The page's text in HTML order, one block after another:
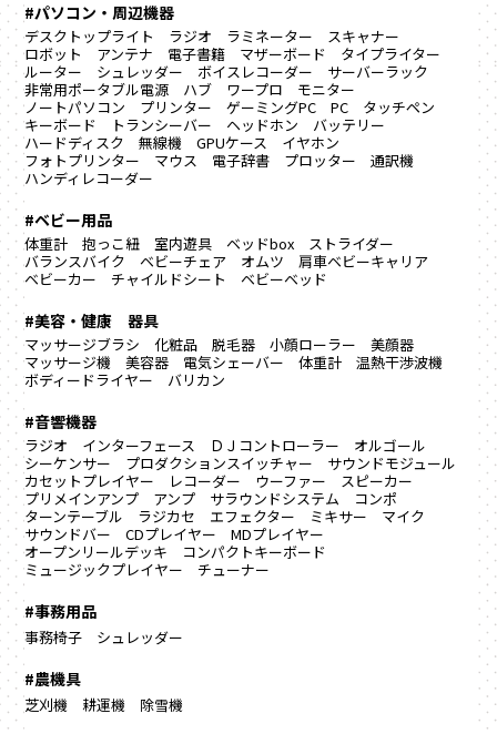
#パソコン・周辺機器
デスクトップライト ラジオ ラミネーター
スキャナー
ロボット
アンテナ 電子書籍 マザーボード
タイプライター
ルーター
シュレッダー ボイスレコーダー
サーバーラック
非常用ポータブル電源
ハブ ワープロ
モニター
ノートパソコン
プリンター ゲーミングPC PC
タッチペン
キーボード
トランシーバー ヘッドホン
バッテリー
ハードディスク
無線機 GPUケース
イヤホン
フォトプリンター
マウス 電子辞書 プロッター
通訳機
ハンディレコーダー
#ベビー用品
体重計 抱っこ紐 室内遊具 ベッドbox
ストライダー
バランスバイク
ベビーチェア オムツ
肩車ベビーキャリア
ベビーカー
チャイルドシート ベビーベッド
#美容・健康 器具
マッサージブラシ 化粧品 脱毛器 小顔ローラー
美顔器
マッサージ機
美容器 電気シェーバー 体重計
温熱干渉波機
ボディードライヤー
バリカン
#音響機器
ラジオ インターフェース ＤＪコントローラー
オルゴール
シーケンサー
プロダクションスイッチャー
サウンドモジュール
カセットプレイヤー
レコーダー ウーファー
スピーカー
プリメインアンプ
アンプ サラウンドシステム
コンポ
ターンテーブル
ラジカセ エフェクター ミキサー
マイク
サウンドバー
CDプレイヤー
MDプレイヤー
オープンリールデッキ
コンパクトキーボード
ミュージックプレイヤー
チューナー
#事務用品
事務椅子 シュレッダー
#農機具
芝刈機 耕運機 除雪機